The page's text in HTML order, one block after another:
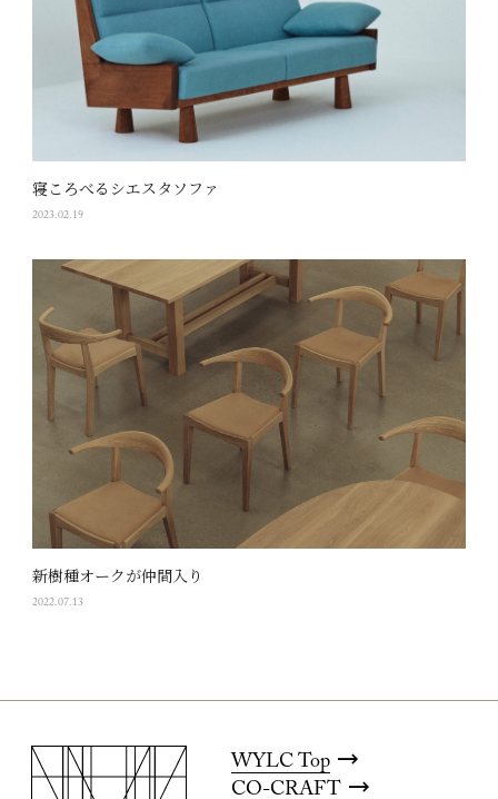
寝ころべるシエスタソファ
2023.02.19
新樹種オークが仲間入り
2022.07.13
WYLC Top
CO-CRAFT